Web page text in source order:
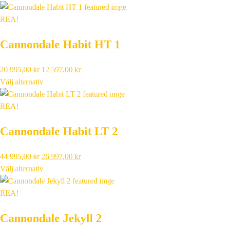
priset
995,00 kr.
priset
997,00 kr.
REA!
Cannondale Habit HT 1
20 995,00kr Det
ursprungliga
priset
995,00 kr.
12 597,00 krDet
priset
597,00 kr.
Välj alternativ
REA!
Cannondale Habit LT 2
44 995,00kr Det
ursprungliga
priset
995,00 kr.
26 997,00 krDet
priset
997,00 kr.
Välj alternativ
REA!
Cannondale Jekyll 2